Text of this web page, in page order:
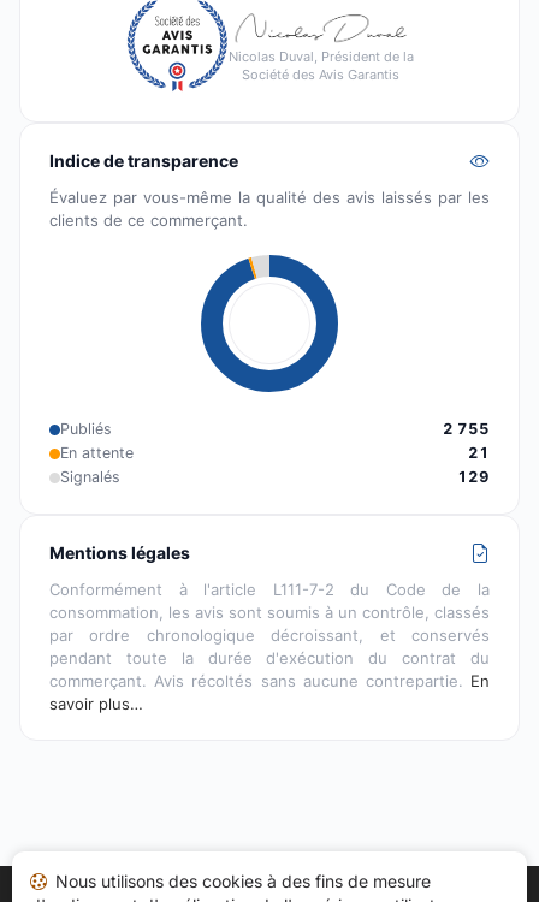
Nicolas Duval, Président de la
Société des Avis Garantis
Indice de transparence
Évaluez par vous-même la qualité des avis laissés par les
clients de ce commerçant.
Publiés
2 755
En attente
21
Signalés
129
Mentions légales
Conformément à l'article L111-7-2 du Code de la
consommation, les avis sont soumis à un contrôle, classés
par ordre chronologique décroissant, et conservés
pendant toute la durée d'exécution du contrat du
commerçant. Avis récoltés sans aucune contrepartie. En
savoir plus…
Nous utilisons des cookies à des fins de mesure